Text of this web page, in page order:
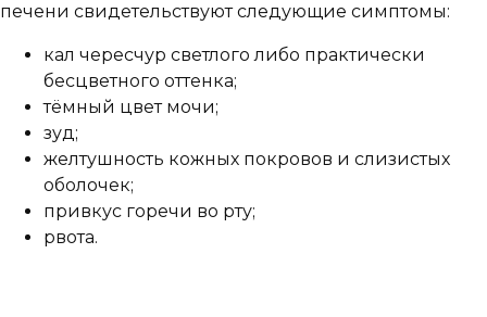
печени свидетельствуют следующие симптомы:
кал чересчур светлого либо практически
бесцветного оттенка;
тёмный цвет мочи;
зуд;
желтушность кожных покровов и слизистых
оболочек;
привкус горечи во рту;
рвота.